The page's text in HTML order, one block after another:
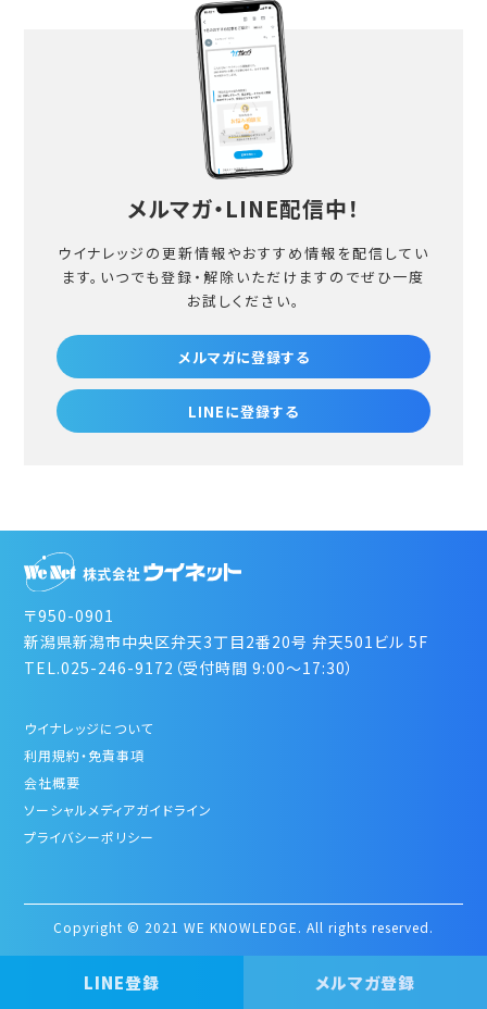
LINE登録 メルマガ登録
メルマガ・LINE配信中！
ウイナレッジの更新情報やおすすめ情報を配信してい
ます。 いつでも登録・解除いただけますのでぜひ一度
お試しください。
メルマガに登録する
LINEに登録する
〒950-0901
新潟県新潟市中央区弁天3丁目2番20号 弁天501ビル 5F
TEL.025-246-9172（受付時間 9:00～17:30）
ウイナレッジについて
利用規約・免責事項
会社概要
ソーシャルメディアガイドライン
プライバシーポリシー
Copyright © 2021 WE KNOWLEDGE. All rights reserved.